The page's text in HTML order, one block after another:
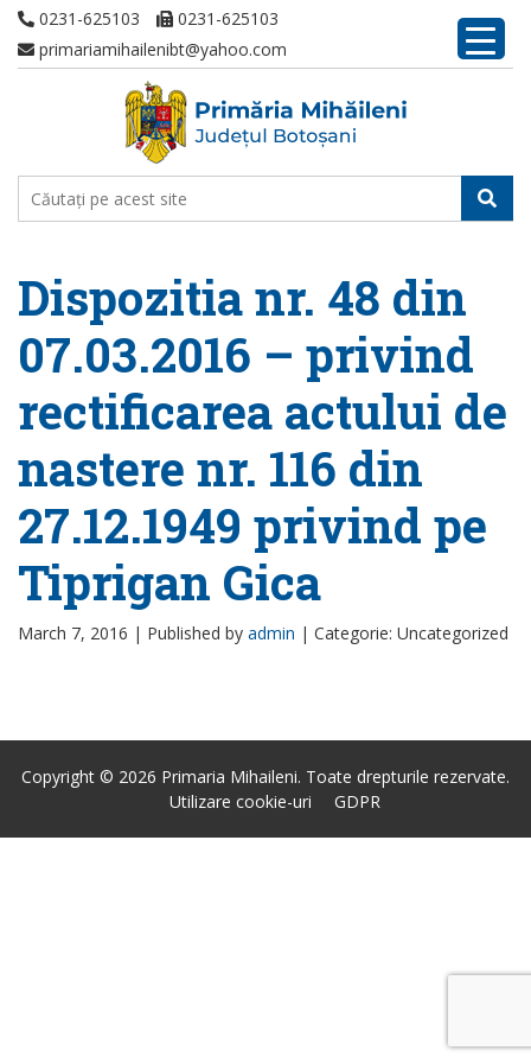
0231-625103
0231-625103
primariamihailenibt@yahoo.com
Dispozitia nr. 48 din
07.03.2016 – privind
rectificarea actului de
nastere nr. 116 din
27.12.1949 privind pe
Tiprigan Gica
March 7, 2016 | Published by admin | Categorie: Uncategorized
Copyright © 2026 Primaria Mihaileni. Toate drepturile rezervate.
Utilizare cookie-uri
GDPR